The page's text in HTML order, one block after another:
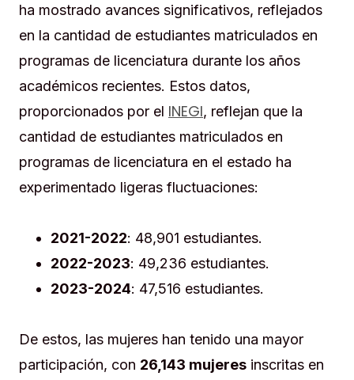
ha mostrado avances significativos, reflejados
en la cantidad de estudiantes matriculados en
programas de licenciatura durante los años
académicos recientes. Estos datos,
proporcionados por el INEGI, reflejan que la
cantidad de estudiantes matriculados en
programas de licenciatura en el estado ha
experimentado ligeras fluctuaciones:
2021-2022: 48,901 estudiantes.
2022-2023: 49,236 estudiantes.
2023-2024: 47,516 estudiantes.
De estos, las mujeres han tenido una mayor
participación, con 26,143 mujeres inscritas en